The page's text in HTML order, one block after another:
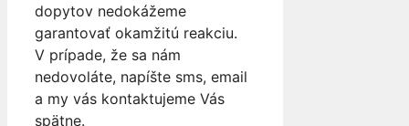
dopytov nedokážeme
garantovať okamžitú reakciu.
V prípade, že sa nám
nedovoláte, napíšte sms, email
a my vás kontaktujeme Vás
spätne.